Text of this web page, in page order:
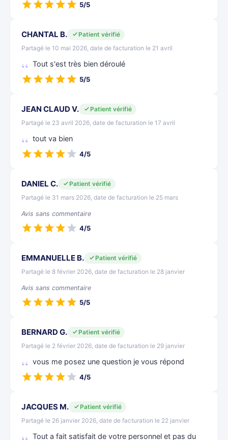
5/5
CHANTAL B.
Patient vérifié
Partagé le 10 mai 2026, date de facturation le 21 avril
Tout s'est très bien déroulé
5/5
JEAN CLAUD V.
Patient vérifié
Partagé le 23 avril 2026, date de facturation le 17 avril
tout va bien
4/5
DANIEL C.
Patient vérifié
Partagé le 31 mars 2026, date de facturation le 25 mars
Avis sans commentaire
4/5
EMMANUELLE B.
Patient vérifié
Partagé le 8 février 2026, date de facturation le 28 janvier
Avis sans commentaire
5/5
BERNARD G.
Patient vérifié
Partagé le 2 février 2026, date de facturation le 29 janvier
vous me posez une question je vous répond
4/5
JACQUES M.
Patient vérifié
Partagé le 26 janvier 2026, date de facturation le 22 janvier
Tout a fait satisfait de votre personnel et pas du